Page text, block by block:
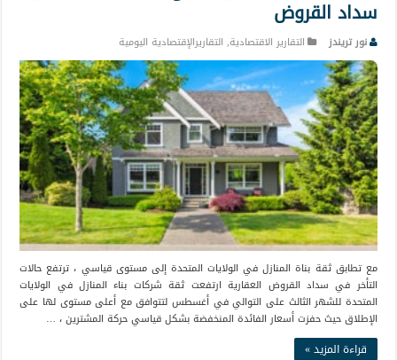
سداد القروض
نور تريندز التقارير الاقتصادية, التقاريرالإقتصادية اليومية
مع تطابق ثقة بناة المنازل في الولايات المتحدة إلى مستوى قياسي ، ترتفع حالات
التأخر في سداد القروض العقارية ارتفعت ثقة شركات بناء المنازل في الولايات
المتحدة للشهر الثالث على التوالي في أغسطس لتتوافق مع أعلى مستوى لها على
الإطلاق حيث حفزت أسعار الفائدة المنخفضة بشكل قياسي حركة المشترين ، …
قراءة المزيد »